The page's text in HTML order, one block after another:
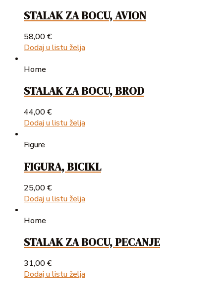
STALAK ZA BOCU, AVION
58,00€
Dodaj u listu želja
Home
STALAK ZA BOCU, BROD
44,00€
Dodaj u listu želja
Figure
FIGURA, BICIKL
25,00€
Dodaj u listu želja
Home
STALAK ZA BOCU, PECANJE
31,00€
Dodaj u listu želja